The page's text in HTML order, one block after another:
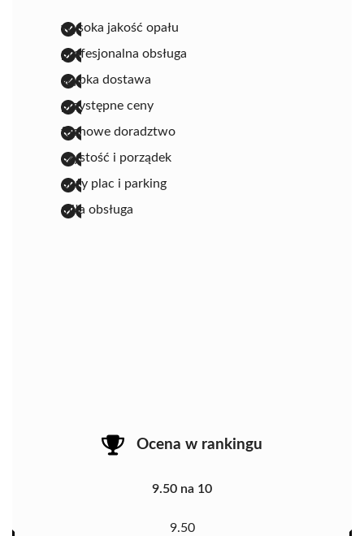
wysoka jakość opału
profesjonalna obsługa
szybka dostawa
przystępne ceny
fachowe doradztwo
czystość i porządek
duży plac i parking
miła obsługa
Ocena w rankingu
9.50 na 10
9.50